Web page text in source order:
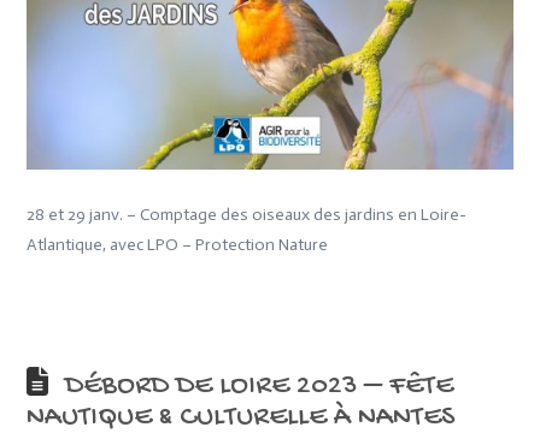
28 et 29 janv. – Comptage des oiseaux des jardins en Loire-
Atlantique, avec LPO – Protection Nature
DÉBORD DE LOIRE 2023 – FÊTE
NAUTIQUE & CULTURELLE À NANTES